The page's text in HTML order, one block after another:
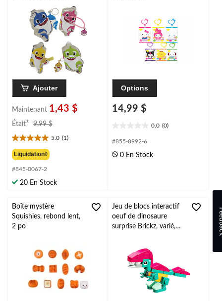
d'anniversaire, paq. 4, 3
ans et plus
Ajouter
Maintenant 1,43 $
Était± 9,99 $
9,99 $
5.0 (1)
5.0
étoile(s)
sur
5.
1
Liquidation◊
#845-0067-2
20 En Stock
Options
14,99 $
0.0 (0)
étoile(s)
5.
#855-8992-6
0 En Stock
Boîte mystère
Squishies, rebond lent,
2 po
Jeu de blocs interactif
oeuf de dinosaure
surprise Brickz, varié,
Pâques/cadeau-surprise